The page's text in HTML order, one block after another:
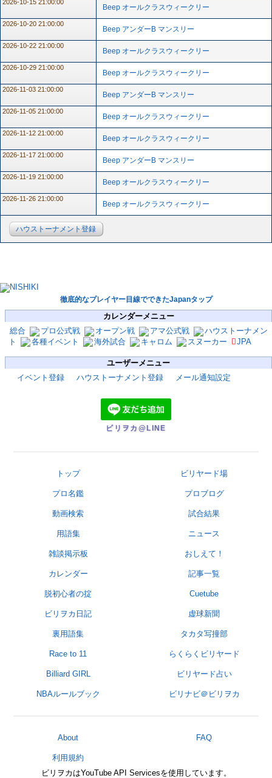
2026-10-15 21:00:00
Beep オールクラスウィークリー
2026-10-20 21:00:00
Beep アンダーB マンスリー
2026-10-22 21:00:00
Beep オールクラスウィークリー
2026-10-29 21:00:00
Beep オールクラスウィークリー
2026-11-03 21:00:00
Beep アンダーB マンスリー
2026-11-05 21:00:00
Beep オールクラスウィークリー
2026-11-12 21:00:00
Beep オールクラスウィークリー
2026-11-17 21:00:00
Beep アンダーB マンスリー
2026-11-19 21:00:00
Beep オールクラスウィークリー
2026-11-26 21:00:00
Beep オールクラスウィークリー
ハウストーナメント登録
徹底的なプレイヤー目線でできたJapanタップ
カレンダーメニュー
総合
プロ公式戦 オープン戦 アマ公式戦
ハウストーナメン
ト
各種イベント 海外試合 キャロム スヌーカー JPA
ユーザーメニュー
イベント登録
ハウストーナメント登録 メール通知設定
ビリヲカ@LINE
トップ ビリヤード場
プロ名鑑 プロブログ
動画検索 試合結果
用語集 ニュース
雑談掲示板 おしえて！
カレンダー 記事一覧
脱初心者の掟 Cuetube
ビリヲカ日記 虚球新聞
裏用語集 タカタ写撞部
Race to 11 らくらくビリヤード
Billiard GIRL ビリヤード占い
NBAルールブック ビリナビ＠ビリヲカ
About FAQ
利用規約
ビリヲカはYouTube API Servicesを使用しています。